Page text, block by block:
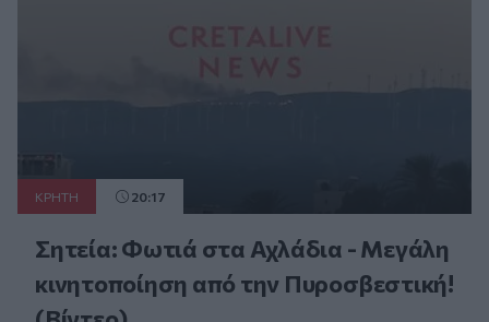
ΚΡΗΤΗ 20:17
Σητεία: Φωτιά στα Αχλάδια - Μεγάλη
κινητοποίηση από την Πυροσβεστική!